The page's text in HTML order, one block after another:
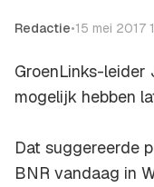
Redactie•15 mei 2017
GroenLinks-leider
mogelijk hebben
Dat suggereerde
BNR vandaag in